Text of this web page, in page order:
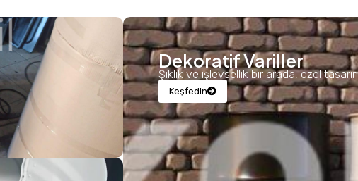
Dekoratif Variller
Şıklık ve işlevsellik bir arada, özel
Keşfedin